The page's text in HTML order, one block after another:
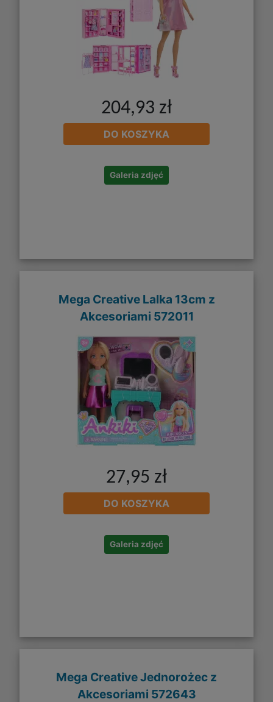
204,93 zł
DO KOSZYKA
Galeria zdjęć
Mega Creative Lalka 13cm z
Akcesoriami 572011
27,95 zł
DO KOSZYKA
Galeria zdjęć
Mega Creative Jednorożec z
Akcesoriami 572643